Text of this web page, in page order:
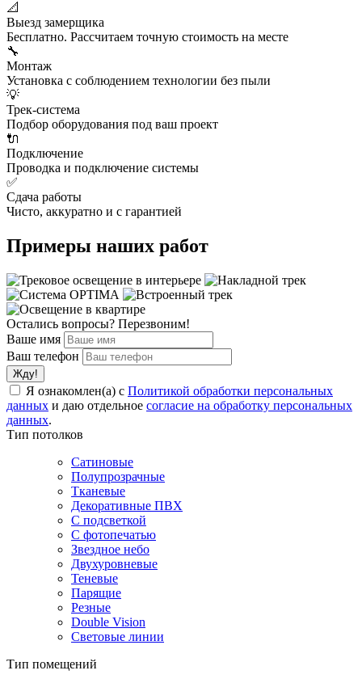
📐
Выезд замерщика
Бесплатно. Рассчитаем точную стоимость на месте
🔧
Монтаж
Установка с соблюдением технологии без пыли
💡
Трек-система
Подбор оборудования под ваш проект
🔌
Подключение
Проводка и подключение системы
✅
Сдача работы
Чисто, аккуратно и с гарантией
Примеры наших работ
Остались вопросы? Перезвоним!
Ваше имя
Ваш телефон
Я ознакомлен(а) с Политикой обработки персональных
данных и даю отдельное согласие на обработку персональных
данных.
Тип потолков
Сатиновые
Полупрозрачные
Тканевые
Декоративные ПВХ
С подсветкой
С фотопечатью
Звездное небо
Двухуровневые
Теневые
Парящие
Резные
Double Vision
Световые линии
Тип помещений